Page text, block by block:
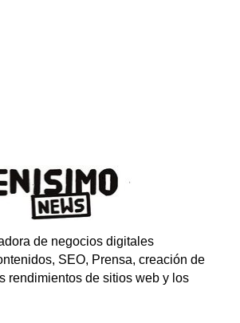
de negocios digitales
SEO, Prensa, creación de
rendimientos de sitios web y los